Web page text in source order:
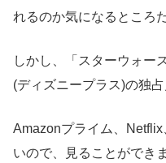
れるのか気になるところ
しかし、「スターウォー
(ディズニープラス)の独
Amazonプライム、
いので、見ることができ